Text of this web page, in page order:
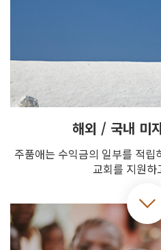
해외 / 국내 미
주품애는 수익금의 일부를 적립
교회를 지원하